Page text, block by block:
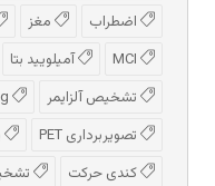
اضطراب
مغز
آمیلویید بتا
تشخیص آلزایمر
تصویربرداری PET
کندی حرکت